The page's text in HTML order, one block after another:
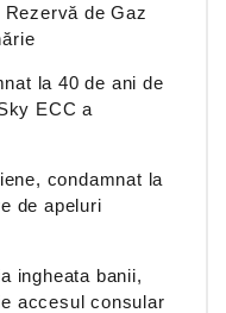
de Gaz
la 40 de ani de
ECC a
condamnat la
de apeluri
ingheata banii,
accesul consular